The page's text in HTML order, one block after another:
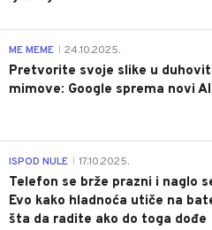
ME MEME 24.10.2025.
Pretvorite svoje slike u
mimove: Google sprema novi
ISPOD NULE 17.10.2025.
Telefon se brže prazni i naglo
Evo kako hladnoća utiče na
šta da radite ako do toga dođe